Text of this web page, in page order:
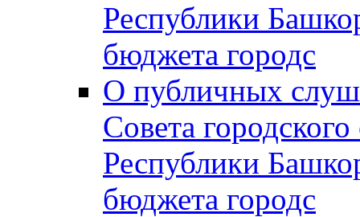
Республики
бюджета городс
О публичных
Совета
Республики
бюджета городс